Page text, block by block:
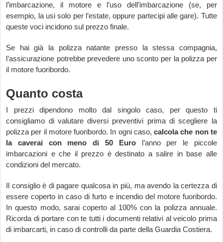
l’imbarcazione, il motore e l’uso dell’imbarcazione (se, per
esempio, la usi solo per l’estate, oppure partecipi alle gare). Tutte
queste voci incidono sul prezzo finale.
Se hai già la polizza natante presso la stessa compagnia,
l’assicurazione potrebbe prevedere uno sconto per la polizza per
il motore fuoribordo.
Quanto costa
I prezzi dipendono molto dal singolo caso, per questo ti
consigliamo di valutare diversi preventivi prima di scegliere la
polizza per il motore fuoribordo. In ogni caso,calcola che non te
la caverai con meno di 50 Eurol’anno per le piccole
imbarcazioni e che il prezzo è destinato a salire in base alle
condizioni del mercato.
Il consiglio è di pagare qualcosa in più, ma avendo la certezza di
essere coperto in caso di furto e incendio del motore fuoribordo.
In questo modo, sarai coperto al 100% con la polizza annuale.
Ricorda di portare con te tutti i documenti relativi al veicolo prima
di imbarcarti, in caso di controlli da parte della Guardia Costiera.